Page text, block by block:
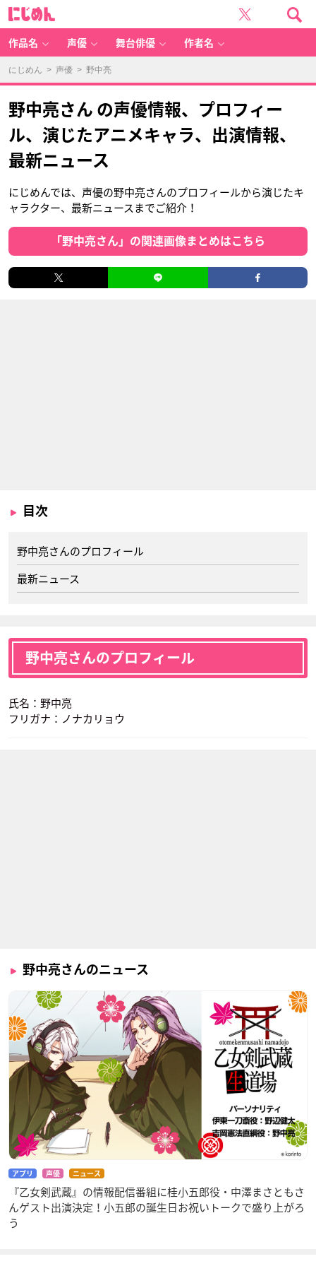
作品名 声優 舞台俳優 作者名
にじめん > 声優 > 野中亮
野中亮さん の声優情報、プロフィー
ル、演じたアニメキャラ、出演情報、
最新ニュース
にじめんでは、声優の野中亮さんのプロフィールから演じたキ
ャラクター、最新ニュースまでご紹介！
「野中亮さん」の関連画像まとめはこちら
目次
野中亮さんのプロフィール
最新ニュース
野中亮さんのプロフィール
氏名：野中亮
フリガナ：ノナカリョウ
野中亮さんのニュース
アプリ 声優 ニュース
『乙女剣武蔵』の情報配信番組に桂小五郎役・中澤まさともさ
んゲスト出演決定！小五郎の誕生日お祝いトークで盛り上がろ
う